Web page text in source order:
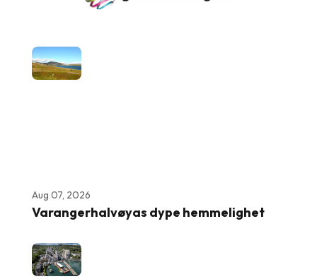
Aug 07, 2026
Varangerhalvøyas dype hemmelighet